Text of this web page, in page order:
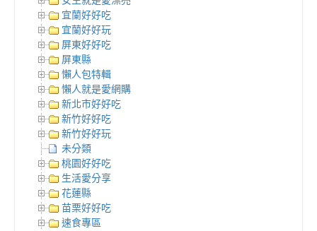
宜蘭好好吃
宜蘭好好玩
屏東好好吃
屏東縣
懶人包特輯
懶人就是愛網購
新北市好好吃
新竹好好吃
新竹好好玩
未分類
桃園好好吃
生活愛分享
花蓮縣
苗栗好好吃
速食專區